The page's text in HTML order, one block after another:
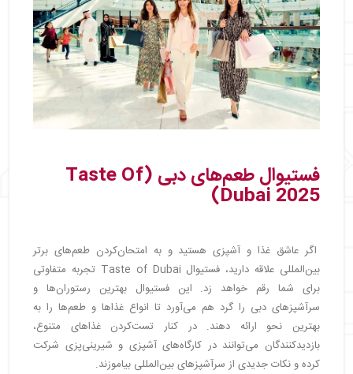
فستیوال طعم‌های دبی (Taste Of
Dubai 2025)
اگر عاشق غذا و آشپزی هستید و به امتحان‌کردن طعم‌های برتر
بین‌المللی علاقه دارید، فستیوال Taste of Dubai تجربه متفاوتی
برای شما رقم خواهد زد. این فستیوال بهترین رستوران‌ها و
سرآشپزهای دبی را گرد هم می‌آورد تا انواع غذاها و طعم‌ها را به
بهترین نحو ارائه دهند. در کنار تست‌کردن غذاهای متنوع،
بازدیدکنندگان می‌توانند در کارگاه‌های آشپزی و شیرینی‌پزی شرکت
کرده و نکات جدیدی از سرآشپزهای بین‌المللی بیاموزند.